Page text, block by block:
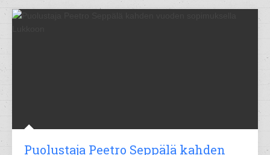
Puolustaja Peetro Seppälä kahden